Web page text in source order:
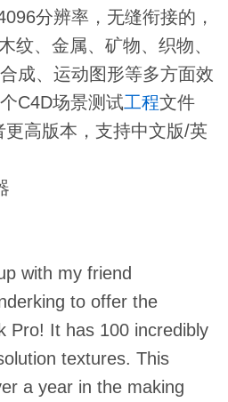
分辨率，无缝衔接的，
纹、金属、矿物、织物、
成、运动图形等多方面效
C4D场景测试工程文件
更高版本，支持中文版/英
with my friend
to offer the
Pro! It has 100 incredibly
textures. This
a year in the making